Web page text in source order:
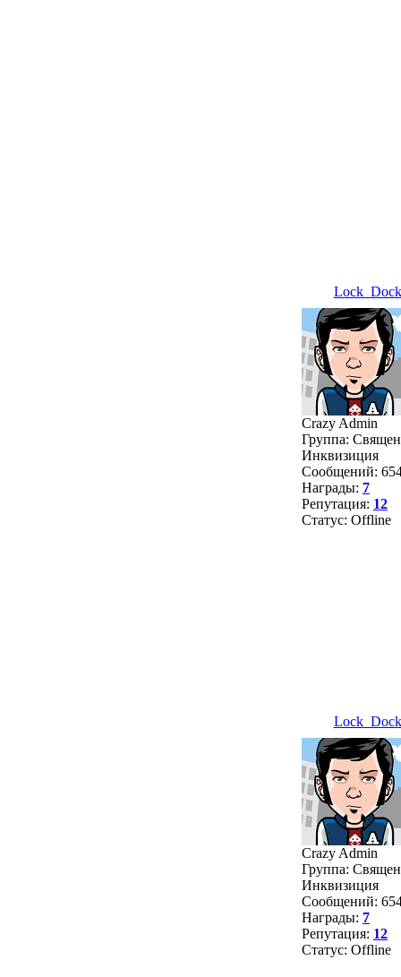
Lock_Dock
Crazy Admin
Группа:
Инквизиция
Сообщений:
Награды: 7
Репутация: 12
Статус: Offline
Lock_Dock
Crazy Admin
Группа:
Инквизиция
Сообщений:
Награды: 7
Репутация: 12
Статус: Offline